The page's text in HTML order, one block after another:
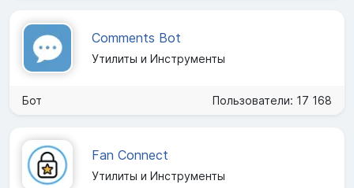
Comments Bot
Утилиты и Инструменты
Бот Пользователи: 17 168
Fan Connect
Утилиты и Инструменты